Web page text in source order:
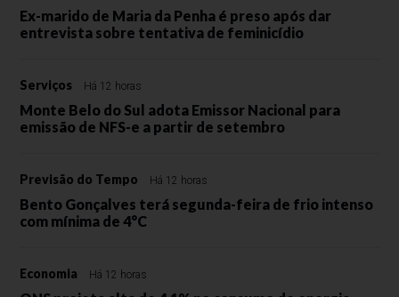
Ex-marido de Maria da Penha é preso após dar
entrevista sobre tentativa de feminicídio
Serviços Há 12 horas
Monte Belo do Sul adota Emissor Nacional para
emissão de NFS-e a partir de setembro
Previsão do Tempo Há 12 horas
Bento Gonçalves terá segunda-feira de frio intenso
com mínima de 4°C
Economia Há 12 horas